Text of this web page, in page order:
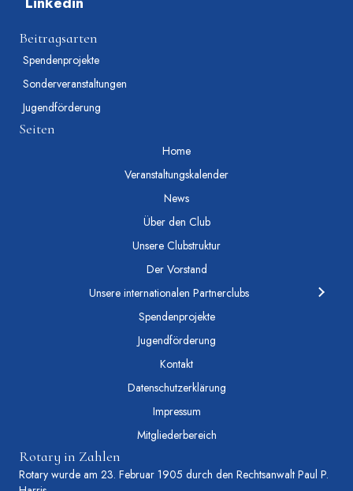
Beitragsarten
Spendenprojekte
Sonderveranstaltungen
Jugendförderung
Seiten
Home
Veranstaltungskalender
News
Über den Club
Unsere Clubstruktur
Der Vorstand
Unsere internationalen Partnerclubs
Spendenprojekte
Jugendförderung
Kontakt
Datenschutzerklärung
Impressum
Mitgliederbereich
Rotary in Zahlen
Rotary wurde am 23. Februar 1905 durch den Rechtsanwalt Paul P.